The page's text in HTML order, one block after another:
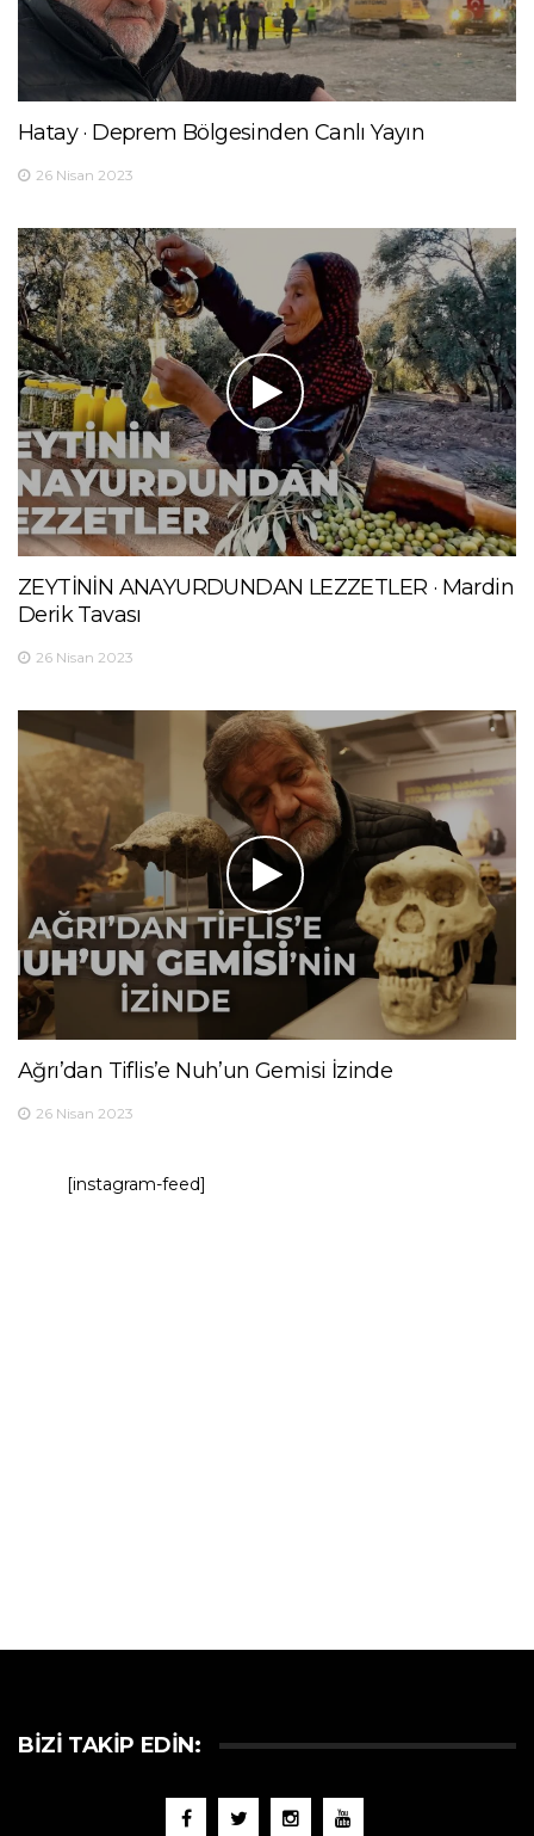
Hatay · Deprem Bölgesinden Canlı Yayın
26 Nisan 2023
ZEYTİNİN ANAYURDUNDAN LEZZETLER · Mardin
Derik Tavası
26 Nisan 2023
Ağrı’dan Tiflis’e Nuh’un Gemisi İzinde
26 Nisan 2023
[instagram-feed]
BIZI TAKIP EDIN: